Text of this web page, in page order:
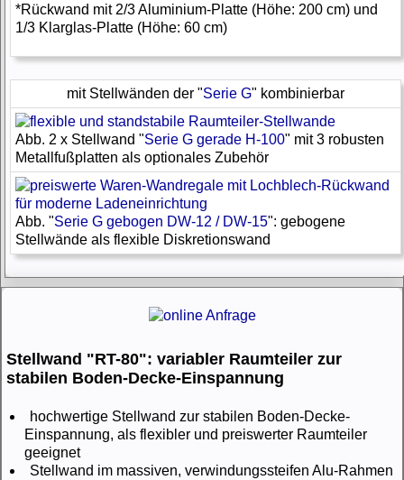
Stellwand "RT-80": variabler Raumteiler zur
stabilen Boden-Decke-Einspannung
hochwertige Stellwand zur stabilen Boden-Decke-
Einspannung, als flexibler und preiswerter Raumteiler
geeignet
Stellwand im massiven, verwindungssteifen Alu-Rahmen
*Rückwand mit 2/3 Aluminium-Platte (Höhe: 200 cm) und
1/3 Klarglas-Platte (Höhe: 60 cm)
mit Stellwänden der "Serie G" kombinierbar
Abb. 2 x Stellwand "Serie G gerade H-100" mit 3 robusten
Metallfußplatten als optionales Zubehör
Abb. "Serie G gebogen DW-12 / DW-15": gebogene
Stellwände als flexible Diskretionswand